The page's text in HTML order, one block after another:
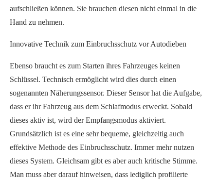
aufschließen können. Sie brauchen diesen nicht einmal in die
Hand zu nehmen.
Innovative Technik zum Einbruchsschutz vor Autodieben
Ebenso braucht es zum Starten ihres Fahrzeuges keinen
Schlüssel. Technisch ermöglicht wird dies durch einen
sogenannten Näherungssensor. Dieser Sensor hat die Aufgabe,
dass er ihr Fahrzeug aus dem Schlafmodus erweckt. Sobald
dieses aktiv ist, wird der Empfangsmodus aktiviert.
Grundsätzlich ist es eine sehr bequeme, gleichzeitig auch
effektive Methode des Einbruchsschutz. Immer mehr nutzen
dieses System. Gleichsam gibt es aber auch kritische Stimme.
Man muss aber darauf hinweisen, dass lediglich profilierte